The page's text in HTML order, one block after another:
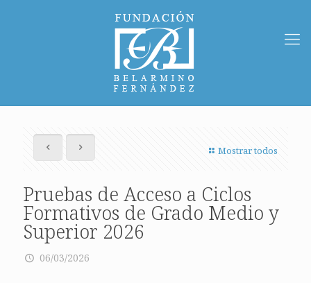
Mostrar todos
Pruebas de Acceso a Ciclos
Formativos de Grado Medio y
Superior 2026
06/03/2026